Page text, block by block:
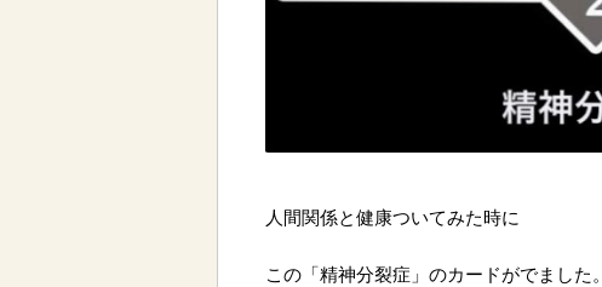
人間関係と健康ついてみた時に
この「精神分裂症」のカードがでました。